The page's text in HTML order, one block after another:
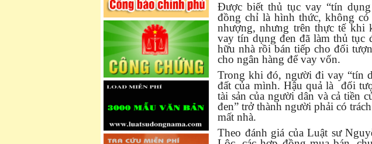
Được biết thủ tục vay “tín
đồng chỉ là hình thức, không có
nhượng, nhưng trên thực tế khi
vay tín dụng đen đã làm thủ tục
hữu nhà rồi bán tiếp cho đối
cho ngân hàng để vay vốn.
Trong khi đó, người đi vay “tín
đất của mình. Hậu quả là đối
tài sản của người dân và cả tiền
đen” trở thành người phải có
mất nhà.
Theo đánh giá của Luật sư